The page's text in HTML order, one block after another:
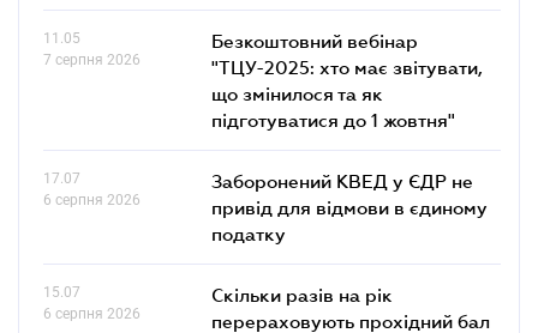
11.05
7 серпня 2026
Безкоштовний вебінар
"ТЦУ-2025: хто має звітувати,
що змінилося та як
підготуватися до 1 жовтня"
17.07
6 серпня 2026
Заборонений КВЕД у ЄДР не
привід для відмови в єдиному
податку
15.07
6 серпня 2026
Скільки разів на рік
перераховують прохідний бал